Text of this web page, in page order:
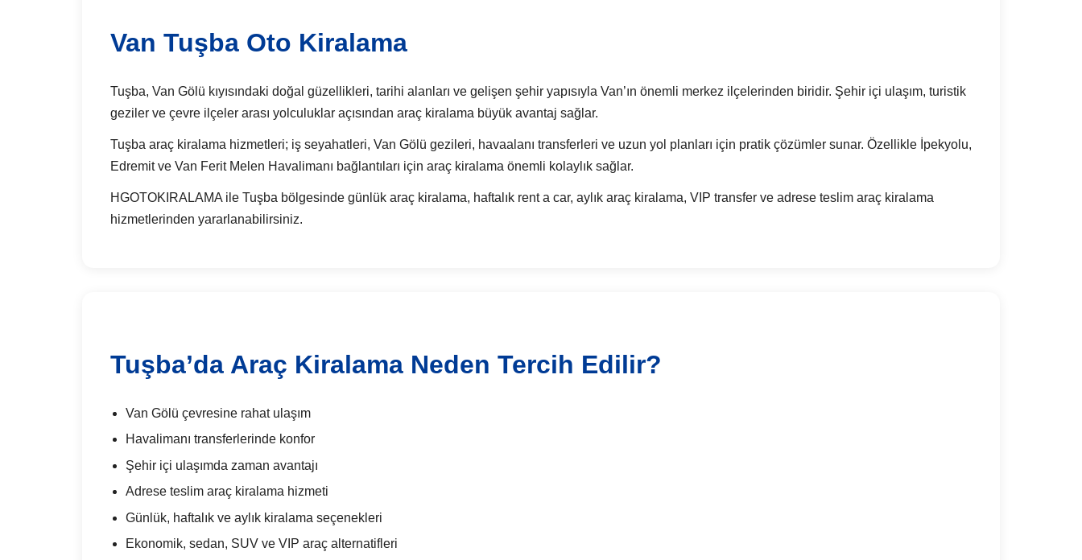
Van Tuşba Oto Kiralama
Tuşba, Van Gölü kıyısındaki doğal güzellikleri, tarihi alanları ve gelişen şehir yapısıyla Van’ın önemli merkez ilçelerinden biridir. Şehir içi ulaşım, turistik
geziler ve çevre ilçeler arası yolculuklar açısından araç kiralama büyük avantaj sağlar.
Tuşba araç kiralama hizmetleri; iş seyahatleri, Van Gölü gezileri, havaalanı transferleri ve uzun yol planları için pratik çözümler sunar. Özellikle İpekyolu,
Edremit ve Van Ferit Melen Havalimanı bağlantıları için araç kiralama önemli kolaylık sağlar.
HGOTOKIRALAMA ile Tuşba bölgesinde günlük araç kiralama, haftalık rent a car, aylık araç kiralama, VIP transfer ve adrese teslim araç kiralama
hizmetlerinden yararlanabilirsiniz.
Tuşba’da Araç Kiralama Neden Tercih Edilir?
Van Gölü çevresine rahat ulaşım
Havalimanı transferlerinde konfor
Şehir içi ulaşımda zaman avantajı
Adrese teslim araç kiralama hizmeti
Günlük, haftalık ve aylık kiralama seçenekleri
Ekonomik, sedan, SUV ve VIP araç alternatifleri